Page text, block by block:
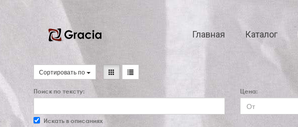
Главная Каталог
Сортировать по
Поиск по тексту:
Искать в описаниях
Цена: